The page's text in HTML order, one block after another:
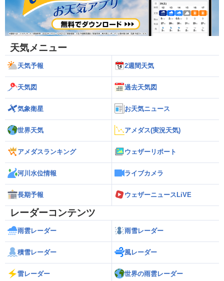
天気メニュー
天気予報 2週間天気
天気図 過去天気図
気象衛星 お天気ニュース
世界天気 アメダス(実況天気)
アメダスランキング ウェザーリポート
河川水位情報 ライブカメラ
長期予報 ウェザーニュースLiVE
レーダーコンテンツ
雨雲レーダー 雨雪レーダー
積雪レーダー 風レーダー
雷レーダー 世界の雨雲レーダー